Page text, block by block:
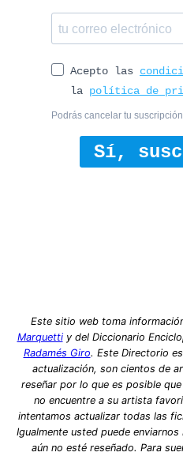
Acepto las
la política de
Podrás cancelar tu
Sí,
Este sitio web toma
Marquettiy del Diccionario
Radamés Giro. Este Directorio
actualización, son cientos de
reseñar por lo que es posible
no encuentre a su artista
intentamos actualizar todas las
Igualmente usted puede
aún no esté reseñado. Para